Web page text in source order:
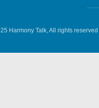
Harmony Talk, All rights reserved.